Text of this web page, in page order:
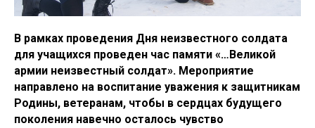
В рамках проведения Дня неизвестного солдата
для учащихся проведен час памяти «…Великой
армии неизвестный солдат». Мероприятие
направлено на воспитание уважения к защитникам
Родины, ветеранам, чтобы в сердцах будущего
поколения навечно осталось чувство